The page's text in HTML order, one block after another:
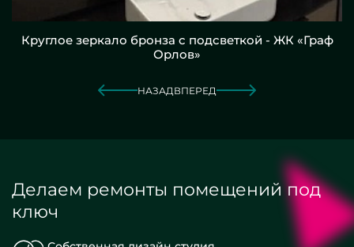
Круглое зеркало бронза с подсветкой - ЖК «Граф
Орлов»
НАЗАД ВПЕРЕД
Делаем ремонты помещений под
ключ